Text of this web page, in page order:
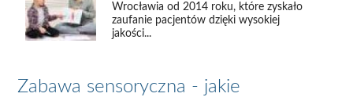
Wrocławia od 2014 roku, które zyskało
zaufanie pacjentów dzięki wysokiej
jakości...
Zabawa sensoryczna - jakie